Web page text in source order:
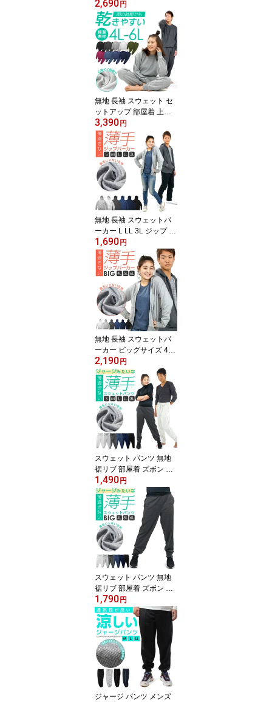
セット LL 2L 3L XL XXL
ルームウェア 用 メンズ
レディース 大きい 大き
いサイズ 薄手 パジャマ
黒 グレー ネイビー パン
ツ 長袖 寝巻き 薄い スエ
ット上下 外出 父の日 綿
混 コットン 中学生 シニ
ア 夏 夏用 夏用長袖
2,690円
無地 長袖 スウェット セ
ットアップ 部屋着 上下
セット 4L 5L 6L ルーム
ウェア 男女兼用 メンズ
レディース 大きい 大き
いサイズ 薄手 黒 グレー
トップス パンツ カップ
ル ペア 綿混 スエット上
下 外出 入院 寝巻き 寝間
着 ゆったり 薄い 涼しい
ダボダボ 父の日
3,390円
無地 長袖 スウェットパ
ーカー L LL 3L ジップ ジ
ップパーカー パーカー
スウェット メンズ レデ
ィース ジップ 薄手 フル
ジップ 大きめ 大きいサ
イズ スポーツ xl xxl ルー
ムウェア メンズパーカー
薄い 生地 の 薄手パーカ
ー ゆったり オーバーサ
イズ ジップアップ 父の
日
1,690円
無地 長袖 スウェットパ
ーカー ビッグサイズ 4L
5L 6L 大きいサイズ ジッ
プパーカー パーカー ス
ウェット メンズ レディ
ース ジップ 薄手 薄手パ
ーカー 大きめ スエット
お揃い 羽織る スポーツ
ルームウェア xxxl メンズ
パーカー 秋 日焼け防止
日焼け対策 薄い 生地 の
2,190円
スウェット パンツ 無地
裾リブ 部屋着 ズボン メ
ンズ レディース S M L L
L 3L 薄手 薄い パジャマ
ゆったり 大きい 大きい
サイズ ルームウェア 黒
ブラック 紺 ネイビー チ
ャコール グレー 男女兼
用 ダンス テーパード ス
エット 下 スウェットパ
ンツ 寝間着 寝巻き 父の
日
1,490円
スウェット パンツ 無地
裾リブ 部屋着 ズボン メ
ンズ レディース 4L 5L 6
L 薄手 薄い パジャマ ゆ
ったり 大きい 大きいサ
イズ ルームウェア 黒 ブ
ラック 紺 ネイビー チャ
コール グレー 男女兼用
ダンス テーパード スエ
ット 下 スウェットパン
ツ 寝巻き 寝間着 下 だけ
1,790円
ジャージ パンツ メンズ